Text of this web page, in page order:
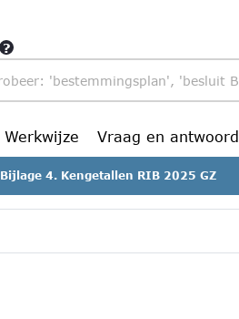
Werkwijze Vraag en antwoord
Bijlage 4. Kengetallen RIB 2025 GZ